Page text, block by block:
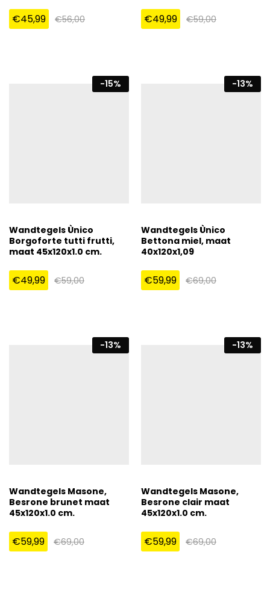
€45,99 €56,00 €49,99 €59,00
-15%
Wandtegels Ùnico
Borgoforte tutti frutti,
maat 45x120x1.0 cm.
€49,99 €59,00
-13%
Wandtegels Ùnico
Bettona miel, maat
40x120x1,09
€59,99 €69,00
-13%
Wandtegels Masone,
Besrone brunet maat
45x120x1.0 cm.
€59,99 €69,00
-13%
Wandtegels Masone,
Besrone clair maat
45x120x1.0 cm.
€59,99 €69,00